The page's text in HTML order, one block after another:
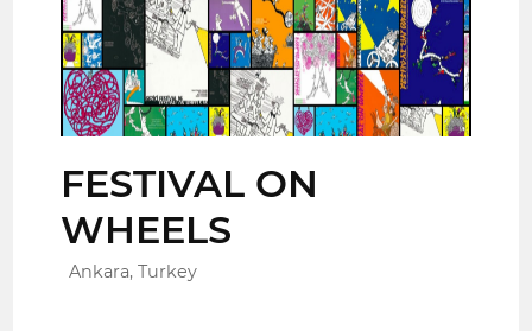
FESTIVAL ON
WHEELS
Ankara, Turkey